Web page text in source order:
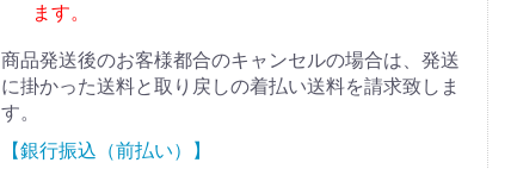
ます。
商品発送後のお客様都合のキャンセルの場合は、発送
に掛かった送料と取り戻しの着払い送料を請求致しま
す。
【銀行振込（前払い）】